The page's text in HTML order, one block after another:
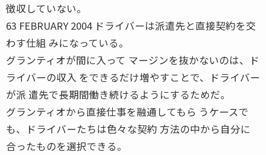
徴収していない。
63 FEBRUARY 2004 ドライバーは派遣先と直接契約を交
わす仕組 みになっている。
グランティオが間に入って マージンを抜かないのは、ド
ライバーの収入 をできるだけ増やすことで、ドライバー
が派 遣先で長期間働き続けるようにするためだ。
グランティオから直接仕事を融通してもら うケースで
も、ドライバーたちは色々な契約 方法の中から自分に
合ったものを選択できる。